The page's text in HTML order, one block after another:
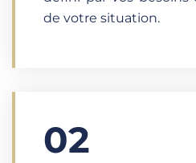
de votre situation.
02